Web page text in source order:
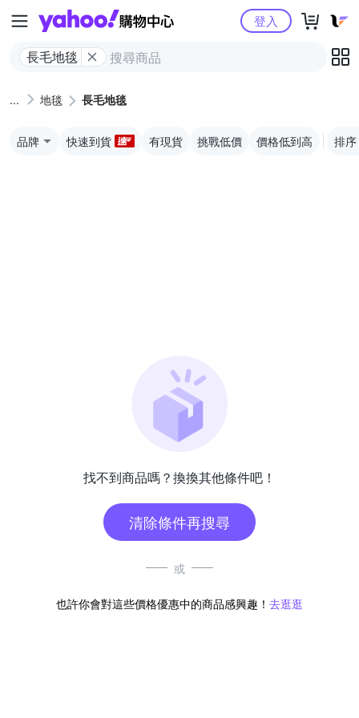
Yahoo購物中心
長毛地毯
登入
地毯 長毛地毯
品牌 快速到貨 有現貨 挑戰低價 價格低到高 排序
找不到商品嗎？換換其他條件吧！
清除條件再搜尋
或
也許你會對這些價格優惠中的商品感興趣！ 去逛逛